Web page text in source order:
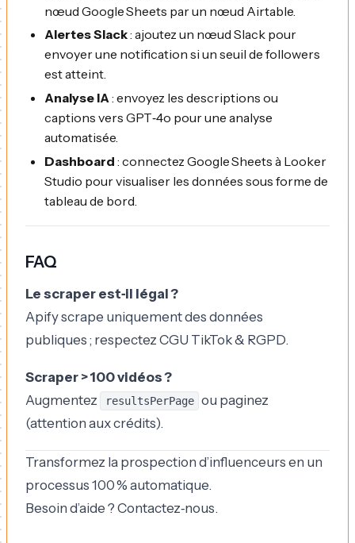
nœud Google Sheets par un nœud Airtable.
Alertes Slack: ajoutez un nœud Slack pour
envoyer une notification si un seuil de followers
est atteint.
Analyse IA: envoyez les descriptions ou
captions vers GPT‑4o pour une analyse
automatisée.
Dashboard : connectez Google Sheets à Looker
Studio pour visualiser les données sous forme de
tableau de bord.
FAQ
Le scraper est‑il légal ?
Apify scrape uniquement des données
publiques ; respectez CGU TikTok & RGPD.
Scraper > 100 vidéos ?
Augmentez
resultsPerPage ou paginez
(attention aux crédits).
Transformez la prospection d’influenceurs en un
processus 100 % automatique.
Besoin d’aide ? Contactez‑nous.